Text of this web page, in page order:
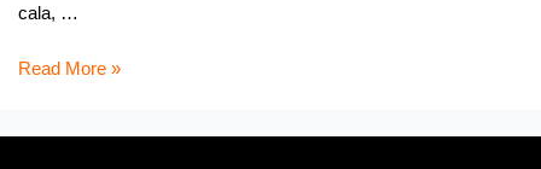
cala, …
Czy
Read More »